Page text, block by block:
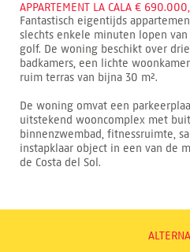
APPARTEMENT LA CALA €
Fantastisch eigentijds
slechts enkele minuten lopen
golf. De woning beschikt over
badkamers, een lichte
ruim terras van bijna 30 m².
De woning omvat een
uitstekend wooncomplex met
binnenzwembad, fitnessruimte,
instapklaar object in een van de
de Costa del Sol.